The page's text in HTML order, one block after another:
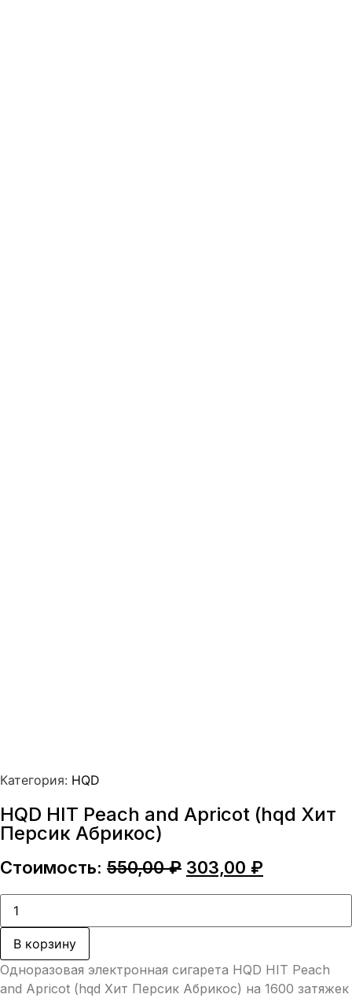
Категория: HQD
HQD HIT Peach and Apricot (hqd Хит
Персик Абрикос)
Стоимость: 550,00₽ Первоначальная
составляла
303,00 ₽
303,00 ₽.
Количество
товара
HQD
HIT
Peach
and
Apricot
(hqd
В корзину
Одноразовая электронная сигарета HQD HIT Peach
and Apricot (hqd Хит Персик Абрикос) на 1600 затяжек